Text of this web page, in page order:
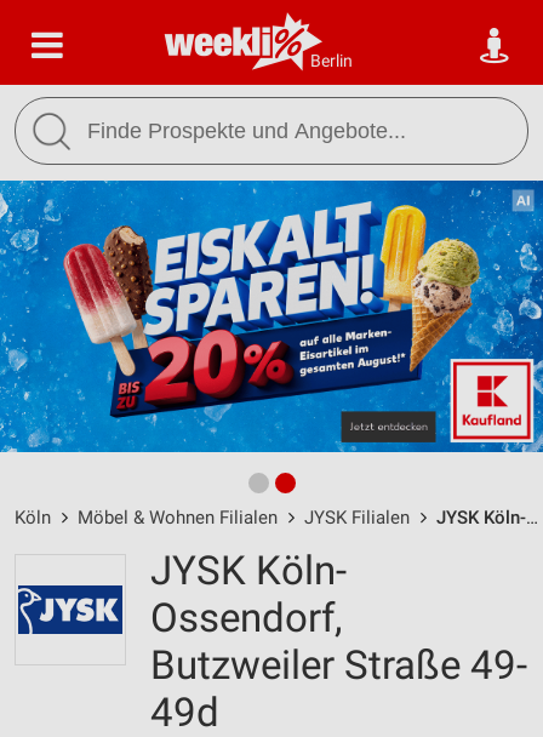
Berlin
Köln Möbel & Wohnen Filialen JYSK Filialen JYSK Köln-Ossendorf / Butzweiler Straße 49-49d - Öffnungszeiten & Adresse
JYSK Köln-
Ossendorf,
Butzweiler Straße 49-
49d